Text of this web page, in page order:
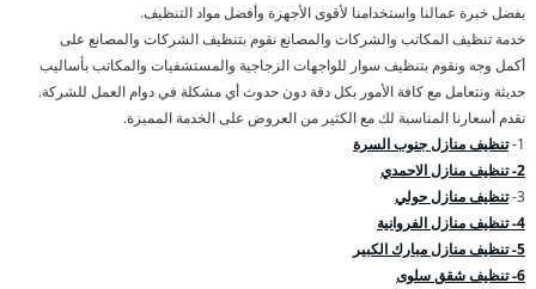
بفضل خبرة عمالنا واستخدامنا لأقوى الأجهزة وأفضل مواد التنظيف.
خدمة تنظيف المكاتب والشركات والمصانع نقوم بتنظيف الشركات والمصانع على
أكمل وجه ونقوم بتنظيف سوار للواجهات الزجاجية والمستشفيات والمكاتب بأساليب
حديثة ونتعامل مع كافة الأمور بكل دقة دون حدوث أي مشكلة في دوام العمل للشركة.
نقدم أسعارنا المناسبة لك مع الكثير من العروض على الخدمة المميزة.
1- تنظيف منازل جنوب السرة
2- تنظيف منازل الاحمدي
3- تنظيف منازل حولي
4- تنظيف منازل الفروانية
5- تنظيف منازل مبارك الكبير
6- تنظيف شقق سلوى